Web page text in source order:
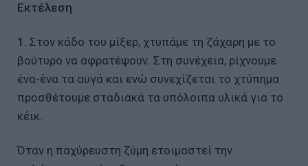
Εκτέλεση
1. Στον κάδο του μίξερ, χτυπάμε τη ζάχαρη με το
βούτυρο να αφρατέψουν. Στη συνέχεια, ρίχνουμε
ένα-ένα τα αυγά και ενώ συνεχίζεται το χτύπημα
προσθέτουμε σταδιακά τα υπόλοιπα υλικά για το
κέικ.
Όταν η παχύρευστη ζύμη ετοιμαστεί την